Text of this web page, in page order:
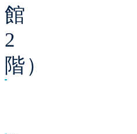
館
2
階）